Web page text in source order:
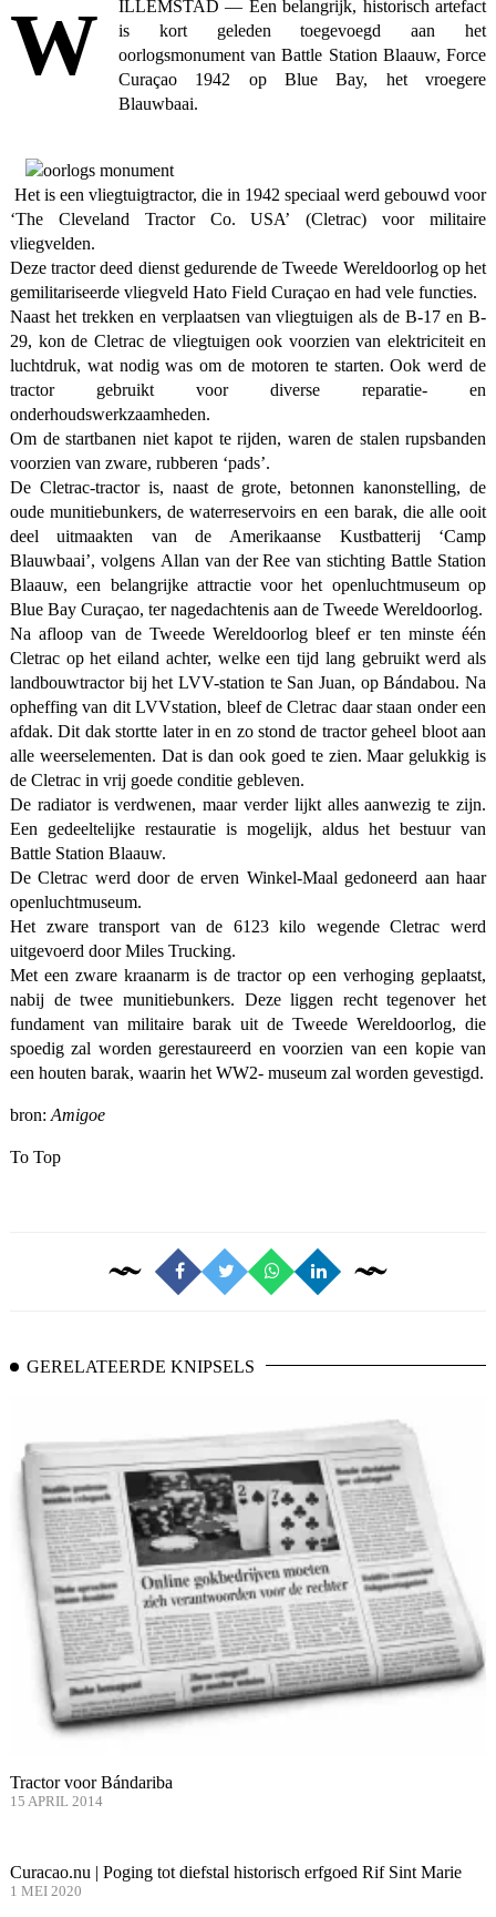
WILLEMSTAD — Een belangrijk, historisch artefact
is kort geleden toegevoegd aan het
oorlogsmonument van Battle Station Blaauw, Force
Curaçao 1942 op Blue Bay, het vroegere
Blauwbaai.
Het is een vliegtuigtractor, die in 1942 speciaal werd gebouwd voor
‘The Cleveland Tractor Co. USA’ (Cletrac) voor militaire
vliegvelden.
Deze tractor deed dienst gedurende de Tweede Wereldoorlog op het
gemilitariseerde vliegveld Hato Field Curaçao en had vele functies.
Naast het trekken en verplaatsen van vliegtuigen als de B-17 en B-
29, kon de Cletrac de vliegtuigen ook voorzien van elektriciteit en
luchtdruk, wat nodig was om de motoren te starten. Ook werd de
tractor gebruikt voor diverse reparatie- en
onderhoudswerkzaamheden.
Om de startbanen niet kapot te rijden, waren de stalen rupsbanden
voorzien van zware, rubberen ‘pads’.
De Cletrac-tractor is, naast de grote, betonnen kanonstelling, de
oude munitiebunkers, de waterreservoirs en een barak, die alle ooit
deel uitmaakten van de Amerikaanse Kustbatterij ‘Camp
Blauwbaai’, volgens Allan van der Ree van stichting Battle Station
Blaauw, een belangrijke attractie voor het openluchtmuseum op
Blue Bay Curaçao, ter nagedachtenis aan de Tweede Wereldoorlog.
Na afloop van de Tweede Wereldoorlog bleef er ten minste één
Cletrac op het eiland achter, welke een tijd lang gebruikt werd als
landbouwtractor bij het LVV-station te San Juan, op Bándabou. Na
opheffing van dit LVVstation, bleef de Cletrac daar staan onder een
afdak. Dit dak stortte later in en zo stond de tractor geheel bloot aan
alle weerselementen. Dat is dan ook goed te zien. Maar gelukkig is
de Cletrac in vrij goede conditie gebleven.
De radiator is verdwenen, maar verder lijkt alles aanwezig te zijn.
Een gedeeltelijke restauratie is mogelijk, aldus het bestuur van
Battle Station Blaauw.
De Cletrac werd door de erven Winkel-Maal gedoneerd aan haar
openluchtmuseum.
Het zware transport van de 6123 kilo wegende Cletrac werd
uitgevoerd door Miles Trucking.
Met een zware kraanarm is de tractor op een verhoging geplaatst,
nabij de twee munitiebunkers. Deze liggen recht tegenover het
fundament van militaire barak uit de Tweede Wereldoorlog, die
spoedig zal worden gerestaureerd en voorzien van een kopie van
een houten barak, waarin het WW2- museum zal worden gevestigd.
bron:Amigoe
To Top
GERELATEERDE KNIPSELS
Tractor voor Bándariba
15 APRIL 2014
Curacao.nu | Poging tot diefstal historisch erfgoed Rif Sint Marie
1 MEI 2020